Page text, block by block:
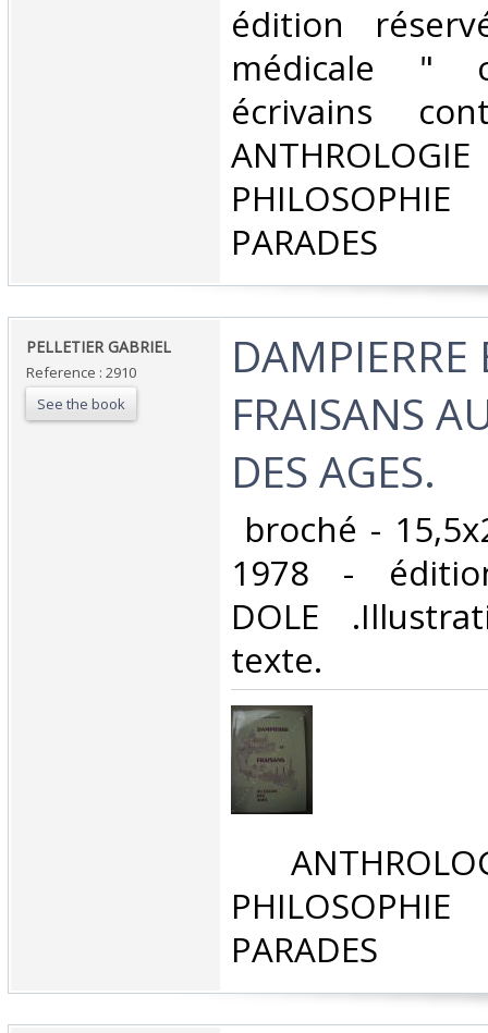
‎édition
médicale "
écrivains
PHILOSOPHIE
PARADES‎
‎PELLETIER GABRIEL‎
Reference : 2910
See the book
‎DAMPIERRE
FRAISANS
DES AGES.‎
broché -
1978 -
DOLE
texte.‎
PHILOSOPHIE
PARADES‎